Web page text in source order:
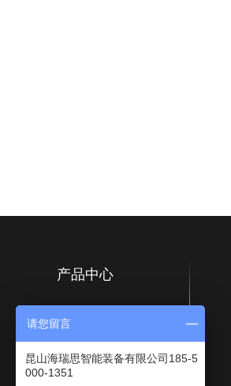
产品中心
测试仪器
气密性检测辅助工装
请您留言
昆山海瑞思智能装备有限公司185-5
000-1351